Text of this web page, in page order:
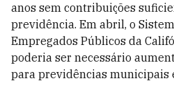
anos sem contribuições
previdência. Em abril, o
Empregados Públicos da
poderia ser necessário
para previdências municipais